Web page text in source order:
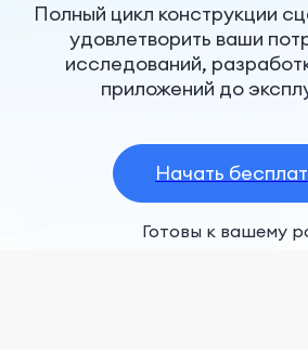
Полный цикл конструкции
удовлетворить ваши
исследований,
приложений до
Начать
Готовы к вашему